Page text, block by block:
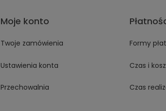
Moje konto
Twoje zamówienia
Ustawienia konta
Przechowalnia
Formy
Czas i
Czas